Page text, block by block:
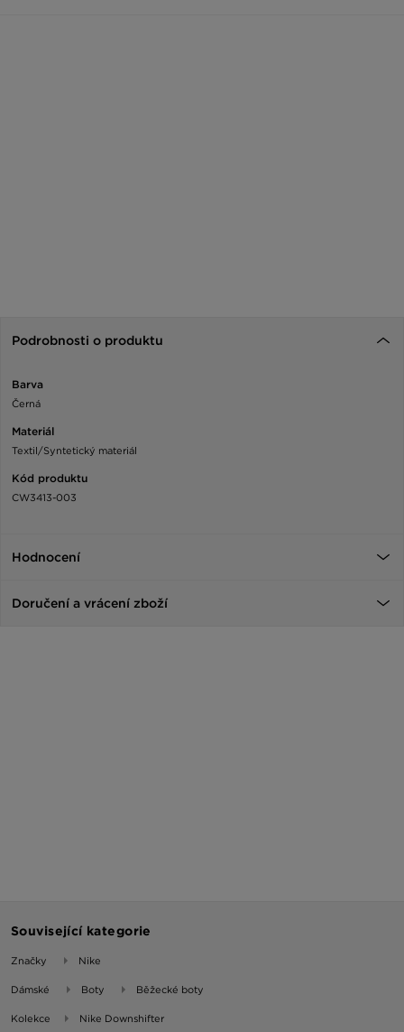
Podrobnosti o produktu
Barva
Černá
Materiál
Textil/Syntetický materiál
Kód produktu
CW3413-003
Hodnocení
Doručení a vrácení zboží
Související kategorie
Značky Nike
Dámské Boty Běžecké boty
Kolekce Nike Downshifter